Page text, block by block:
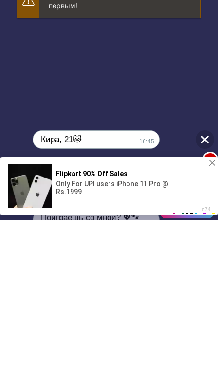
первым!
01/07
00:00
Кира, 21🐱 16:45
Поиграешь со мной? 💖🐾
1